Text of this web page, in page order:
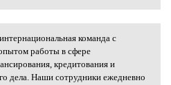
команда с
работы в сфере
кредитования и
дела. Наши сотрудники ежедневно